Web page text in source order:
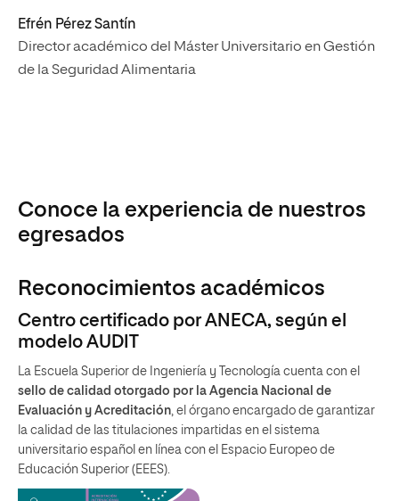
Efrén Pérez Santín
Director académico del Máster Universitario en Gestión
de la Seguridad Alimentaria
Conoce la experiencia de nuestros
egresados
Reconocimientos académicos
Centro certificado por ANECA, según el
modelo AUDIT
La Escuela Superior de Ingeniería y Tecnología cuenta con el
sello de calidad otorgado por la Agencia Nacional de
Evaluación y Acreditación, el órgano encargado de garantizar
la calidad de las titulaciones impartidas en el sistema
universitario español en línea con el Espacio Europeo de
Educación Superior (EEES).